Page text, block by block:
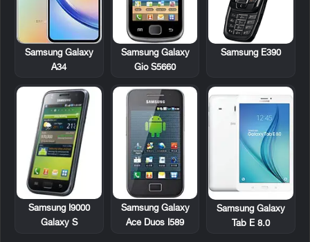
Samsung E390
Samsung Galaxy
Gio S5660
Samsung Galaxy
A34
Samsung Galaxy
Tab E 8.0
Samsung Galaxy
Ace Duos I589
Samsung I9000
Galaxy S